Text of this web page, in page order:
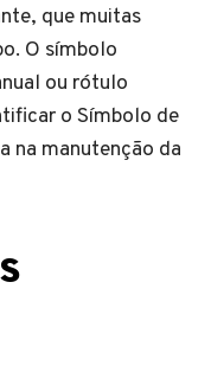
que muitas
O símbolo
ou rótulo
o Símbolo de
na manutenção da